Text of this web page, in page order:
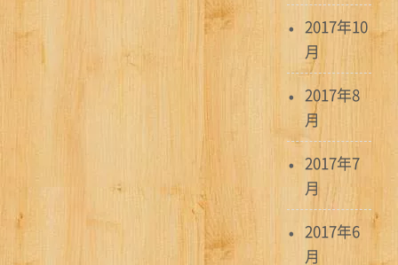
2017年10
月
2017年8
月
2017年7
月
2017年6
月